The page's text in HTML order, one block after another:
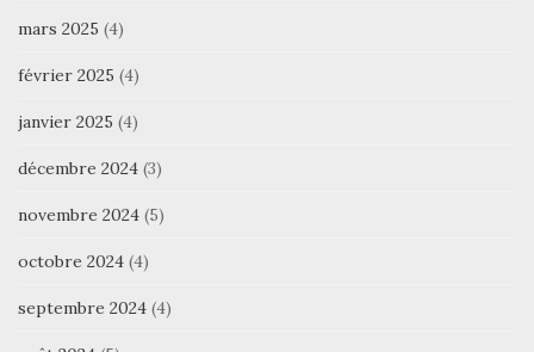
mars 2025 (4)
février 2025 (4)
janvier 2025 (4)
décembre 2024 (3)
novembre 2024 (5)
octobre 2024 (4)
septembre 2024 (4)